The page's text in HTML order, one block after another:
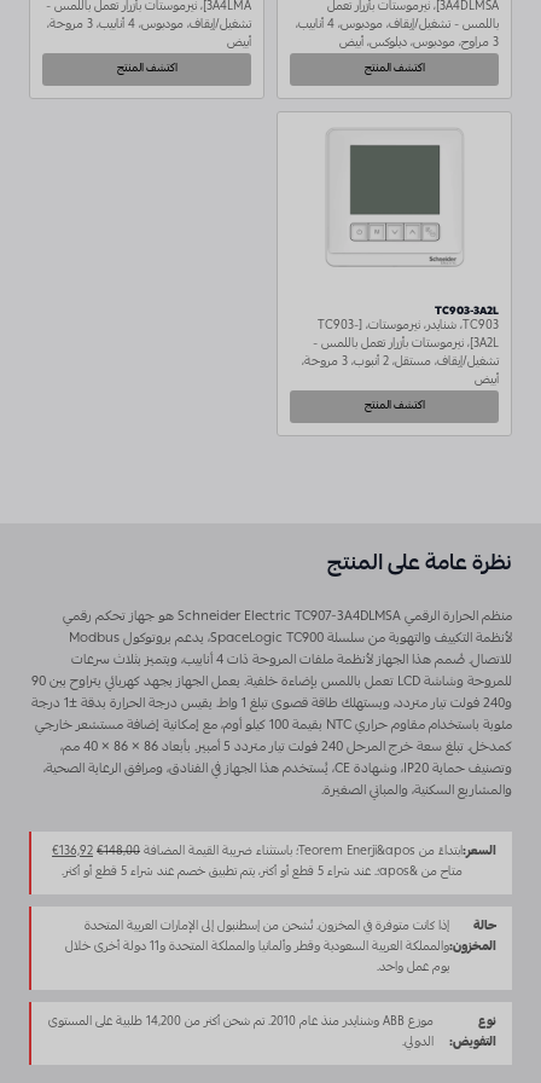
3A4DLMSA]، ثيرموستات بأزرار تعمل
باللمس - تشغيل/إيقاف، مودبوس، 4 أنابيب،
3 مراوح، مودبوس، ديلوكس، أبيض
اكتشف المنتج
3A4LMA]، ثيرموستات بأزرار تعمل باللمس -
تشغيل/إيقاف، مودبوس، 4 أنابيب، 3 مروحة،
أبيض
اكتشف المنتج
TC903-3A2L
TC903، شنايدر، ثيرموستات، [TC903-
3A2L]، ثيرموستات بأزرار تعمل باللمس -
تشغيل/إيقاف، مستقل، 2 أنبوب، 3 مروحة،
أبيض
اكتشف المنتج
نظرة عامة على المنتج
منظم الحرارة الرقمي Schneider Electric TC907-3A4DLMSA هو جهاز تحكم رقمي
لأنظمة التكييف والتهوية من سلسلة SpaceLogic TC900، يدعم بروتوكول Modbus
للاتصال. صُمم هذا الجهاز لأنظمة ملفات المروحة ذات 4 أنابيب، ويتميز بثلاث سرعات
للمروحة وشاشة LCD تعمل باللمس بإضاءة خلفية. يعمل الجهاز بجهد كهربائي يتراوح بين 90
و240 فولت تيار متردد، ويستهلك طاقة قصوى تبلغ 1 واط. يقيس درجة الحرارة بدقة ±1 درجة
مئوية باستخدام مقاوم حراري NTC بقيمة 100 كيلو أوم، مع إمكانية إضافة مستشعر خارجي
كمدخل. تبلغ سعة خرج المرحل 240 فولت تيار متردد 5 أمبير. بأبعاد 86 × 86 × 40 مم،
وتصنيف حماية IP20، وشهادة CE، يُستخدم هذا الجهاز في الفنادق، ومرافق الرعاية الصحية،
والمشاريع السكنية، والمباني الصغيرة.
السعر:ابتداءً من Teorem Enerji&apos؛ باستثناء ضريبة القيمة المضافة €148,00 السعر
الأصلي
€136,92 السعر
متاح من &apos؛. عند شراء 5 قطع أو أكثر، يتم تطبيق خصم عند شراء 5 قطع أو أكثر.
حالة
المخزون:
إذا كانت متوفرة في المخزون. تُشحن من إسطنبول إلى الإمارات العربية المتحدة
والمملكة العربية السعودية وقطر وألمانيا والمملكة المتحدة و11 دولة أخرى خلال
يوم عمل واحد.
نوع
التفويض:
موزع ABB وشنايدر منذ عام 2010. تم شحن أكثر من 14,200 طلبية على المستوى
الدولي.